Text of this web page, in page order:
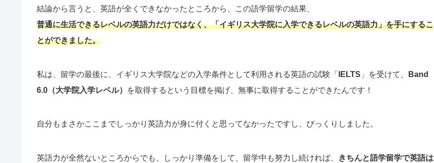
結論から言うと、英語が全くできなかったところから、この語学留学の結果、
普通に生活できるレベルの英語力だけではなく、「イギリス大学院に入学できるレベルの英語力」を手にするこ
とができました。
私は、留学の最後に、イギリス大学院などの入学条件として利用される英語の試験「 IELTS 」を受けて、
Band
6.0（大学院入学レベル）
を取得するという目標を掲げ、無事に取得することができたんです！
自分もまさかここまでしっかり英語力が身に付くと思ってなかったですし、びっくりしました。
英語力が全然ないところからでも、しっかり準備をして、留学中も努力し続ければ、
きちんと語学留学で英語は